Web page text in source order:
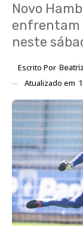
Novo
enfrentam
neste
Escrito Por
Atualizado em